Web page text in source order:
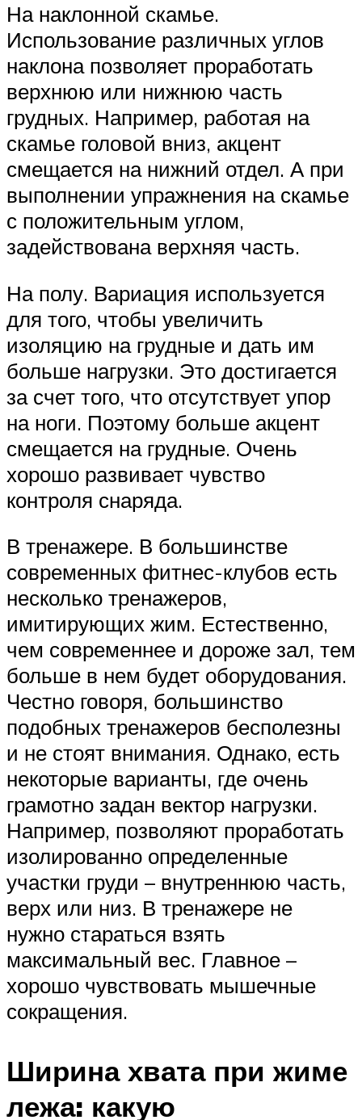
На наклонной скамье.
Использование различных углов
наклона позволяет проработать
верхнюю или нижнюю часть
грудных. Например, работая на
скамье головой вниз, акцент
смещается на нижний отдел. А при
выполнении упражнения на скамье
с положительным углом,
задействована верхняя часть.
На полу. Вариация используется
для того, чтобы увеличить
изоляцию на грудные и дать им
больше нагрузки. Это достигается
за счет того, что отсутствует упор
на ноги. Поэтому больше акцент
смещается на грудные. Очень
хорошо развивает чувство
контроля снаряда.
В тренажере. В большинстве
современных фитнес-клубов есть
несколько тренажеров,
имитирующих жим. Естественно,
чем современнее и дороже зал, тем
больше в нем будет оборудования.
Честно говоря, большинство
подобных тренажеров бесполезны
и не стоят внимания. Однако, есть
некоторые варианты, где очень
грамотно задан вектор нагрузки.
Например, позволяют проработать
изолированно определенные
участки груди – внутреннюю часть,
верх или низ. В тренажере не
нужно стараться взять
максимальный вес. Главное –
хорошо чувствовать мышечные
сокращения.
Ширина хвата при жиме
лежа: какую